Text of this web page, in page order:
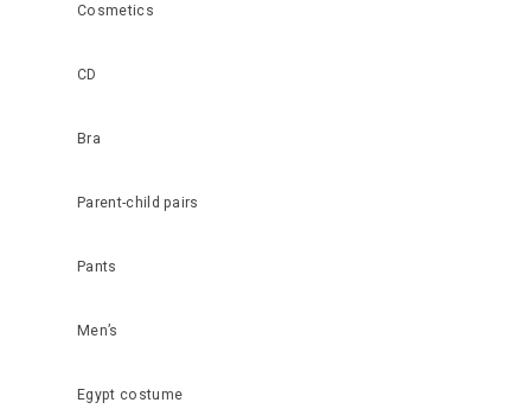
Cosmetics
CD
Bra
Parent-child pairs
Pants
Men’s
Egypt costume